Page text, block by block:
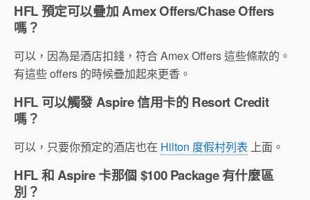
HFL 預定可以疊加 Amex Offers/Chase Offers
嗎？
可以，因為是酒店扣錢，符合 Amex Offers 這些條款的。
有這些 offers 的時候疊加起來更香。
HFL 可以觸發 Aspire 信用卡的 Resort Credit
嗎？
可以，只要你預定的酒店也在 Hilton 度假村列表 上面。
HFL 和 Aspire 卡那個 $100 Package 有什麼區
別？